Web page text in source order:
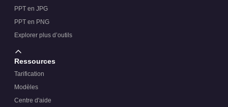
PPT en JPG
PPT en PNG
Explorer plus d’outils
Ressources
Tarification
Modèles
Centre d'aide